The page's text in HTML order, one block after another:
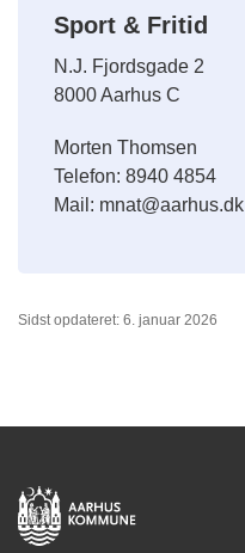
Sport & Fritid
N.J. Fjordsgade 2
8000 Aarhus C
Morten Thomsen
Telefon: 8940 4854
Mail: mnat@aarhus.dk
Sidst opdateret: 6. januar 2026